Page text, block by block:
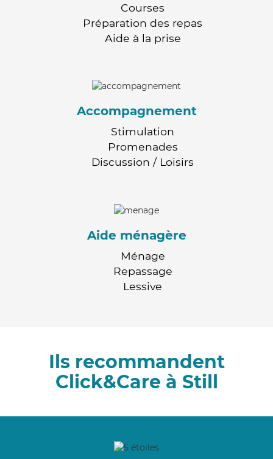
Courses
Préparation des repas
Aide à la prise
Accompagnement
Stimulation
Promenades
Discussion / Loisirs
Aide ménagère
Ménage
Repassage
Lessive
Ils recommandent
Click&Care à Still